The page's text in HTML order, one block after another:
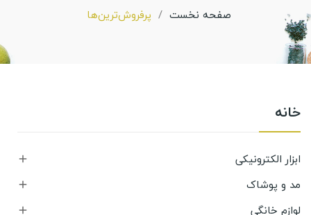
صفحه نخست پرفروش‌ترین‌ها
خانه
ابزار الکترونیکی 
مد و پوشاک 
لوازم خانگی 